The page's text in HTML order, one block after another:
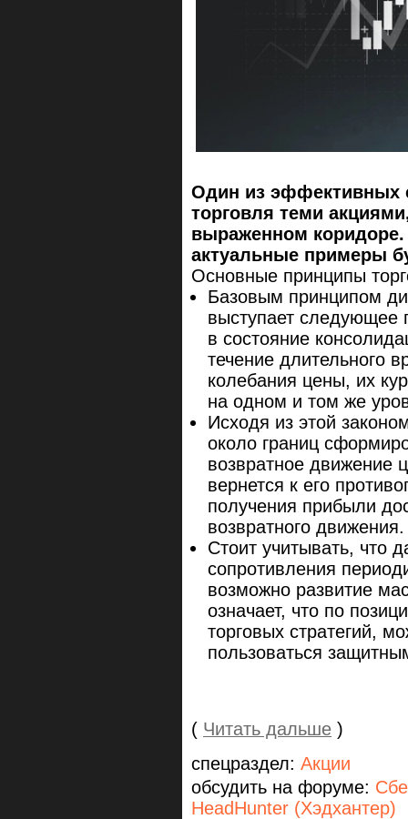
Один из эффективных
торговля теми
выраженном коридоре.
актуальные примеры
Основные принципы
Базовым принципом
выступает
в состояние
течение длительного
колебания цены, их
на одном и том же
Исходя из этой
около границ
возвратное движение
вернется к его
получения прибыли
возвратного движения.
Стоит учитывать, что
сопротивления
возможно развитие
означает, что по
торговых стратегий,
пользоваться
( Читать дальше )
спецраздел: Акции
обсудить на форуме:
HeadHunter (Хэдхантер)